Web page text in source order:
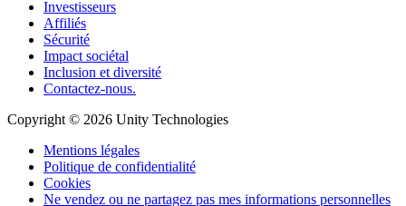
Investisseurs
Affiliés
Sécurité
Impact sociétal
Inclusion et diversité
Contactez-nous.
Copyright © 2026 Unity Technologies
Mentions légales
Politique de confidentialité
Cookies
Ne vendez ou ne partagez pas mes informations personnelles